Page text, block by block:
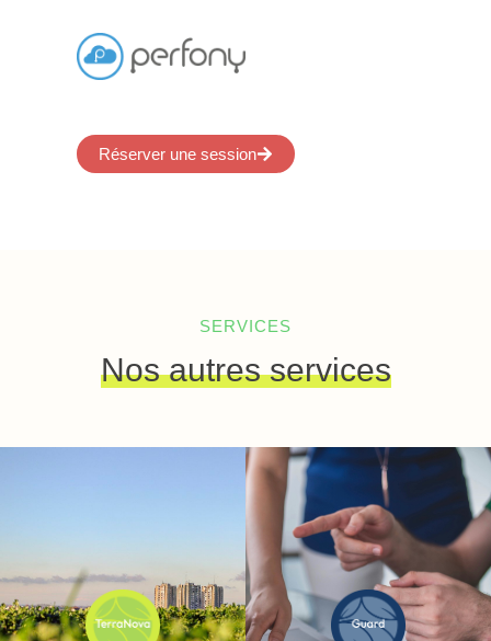
Réserver une session
SERVICES
Nos autres services